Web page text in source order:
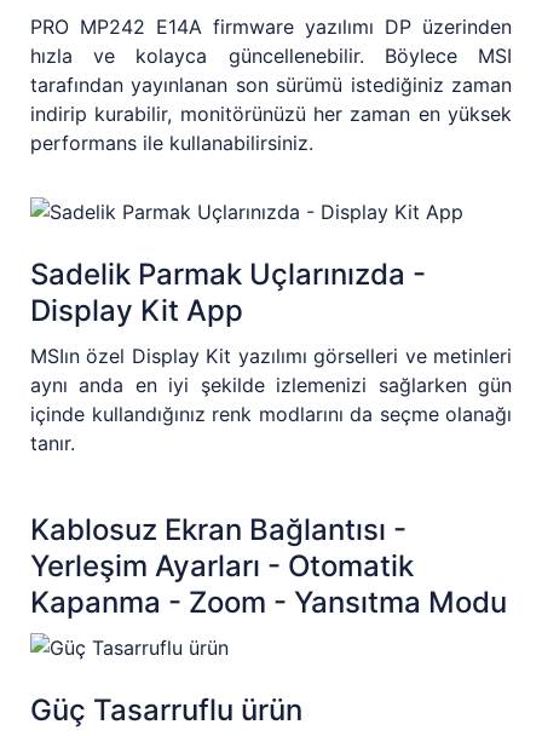
PRO MP242 E14A firmware yazılımı DP üzerinden
hızla ve kolayca güncellenebilir. Böylece MSI
tarafından yayınlanan son sürümü istediğiniz zaman
indirip kurabilir, monitörünüzü her zaman en yüksek
performans ile kullanabilirsiniz.
Sadelik Parmak Uçlarınızda -
Display Kit App
MSIın özel Display Kit yazılımı görselleri ve metinleri
aynı anda en iyi şekilde izlemenizi sağlarken gün
içinde kullandığınız renk modlarını da seçme olanağı
tanır.
Kablosuz Ekran Bağlantısı -
Yerleşim Ayarları - Otomatik
Kapanma - Zoom - Yansıtma Modu
Güç Tasarruflu ürün